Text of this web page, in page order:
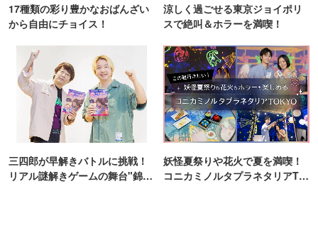
17種類の彩り豊かなおばんざい
から自由にチョイス！
涼しく過ごせる東京ジョイポリ
スで絶叫＆ホラーを満喫！
三四郎が早解きバトルに挑戦！
リアル謎解きゲームの舞台"錦糸
妖怪夏祭りや花火で夏を満喫！
コニカミノルタプラネタリアTO